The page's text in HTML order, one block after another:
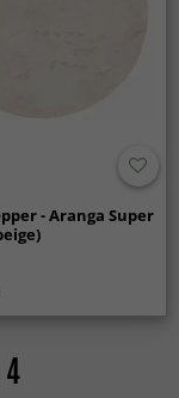
- Aranga Super